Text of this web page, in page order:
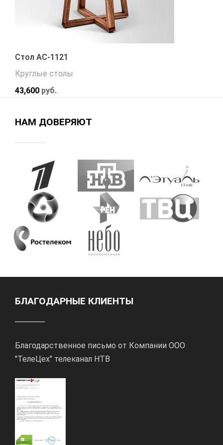
Стол АС-1121
Круглые столы
43,600 руб.
НАМ ДОВЕРЯЮТ
БЛАГОДАРНЫЕ КЛИЕНТЫ
Благодарственное письмо от Компании ООО
"ТелеЦех" телеканал НТВ